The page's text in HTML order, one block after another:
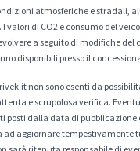
atmosferiche e stradali,
valori di CO2 e consumo del
a seguito di modifiche del
disponibili presso il
non sono esenti da
e scrupolosa verifica.
posti dalla data di pubblicazione
ad aggiornare tempestivamente